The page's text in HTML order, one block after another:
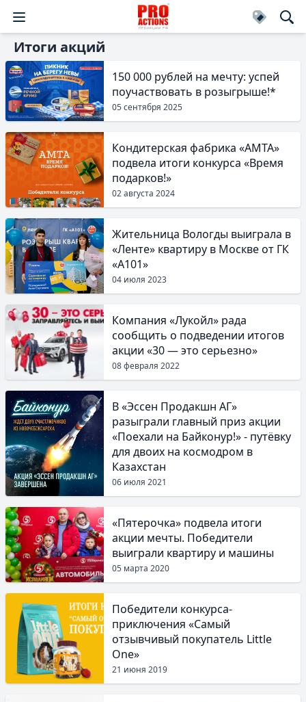
Итоги акций
150 000 рублей на мечту: успей
поучаствовать в розыгрыше!*
05 сентября 2025
Кондитерская фабрика «АМТА»
подвела итоги конкурса «Время
подарков!»
02 августа 2024
Жительница Вологды выиграла в
«Ленте» квартиру в Москве от ГК
«А101»
04 июля 2023
Компания «Лукойл» рада
сообщить о подведении итогов
акции «30 — это серьезно»
08 февраля 2022
В «Эссен Продакшн АГ»
разыграли главный приз акции
«Поехали на Байконур!» - путёвку
для двоих на космодром в
Казахстан
06 июля 2021
«Пятерочка» подвела итоги
акции мечты. Победители
выиграли квартиру и машины
05 марта 2020
Победители конкурса-
приключения «Самый
отзывчивый покупатель Little
One»
21 июня 2019